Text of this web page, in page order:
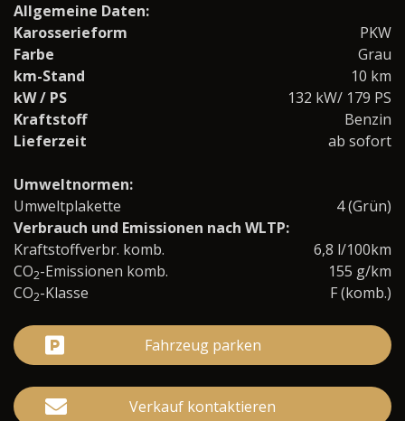
Allgemeine Daten:
Karosserieform
PKW
Farbe
Grau
km-Stand
10 km
kW / PS
132 kW/ 179 PS
Kraftstoff
Benzin
Lieferzeit
ab sofort
Umweltnormen:
Umweltplakette
4 (Grün)
Verbrauch und Emissionen nach WLTP:
Kraftstoffverbr. komb.
6,8 l/100km
CO2-Emissionen komb.
155 g/km
CO2-Klasse F (komb.)
Fahrzeug parken
Verkauf kontaktieren